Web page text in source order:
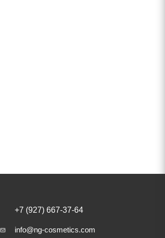
+7 (927) 667-37-64
info@ng-cosmetics.com